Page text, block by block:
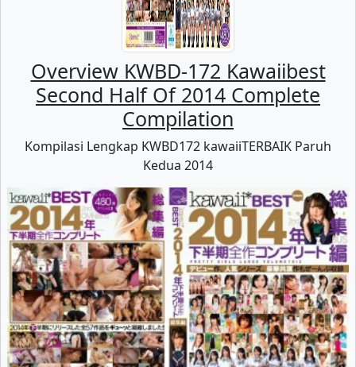
Overview KWBD-172 Kawaiibest
Second Half Of 2014 Complete
Compilation
Kompilasi Lengkap KWBD172 kawaiiTERBAIK Paruh
Kedua 2014